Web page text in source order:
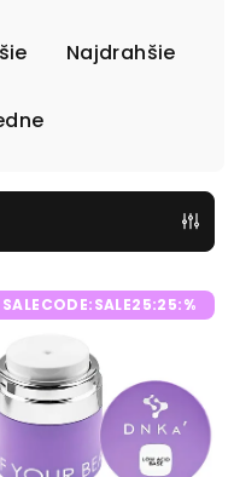
Najdrahšie
SALECODE:SALE25:25:%